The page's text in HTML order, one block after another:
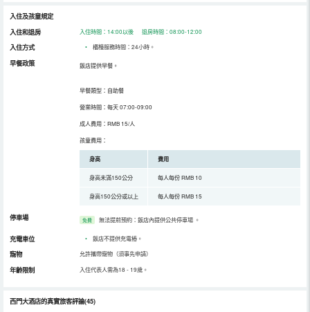
入住及孩童規定
入住和退房
入住時間：14:00以後 退房時間：08:00-12:00
入住方式 • 櫃檯服務時間：24小時。
早餐政策 飯店提供早餐。
早餐類型：自助餐
營業時間：每天 07:00-09:00
成人費用：RMB 15/人
孩童費用：
身高 費用
身高未滿150公分 每人每份 RMB 10
身高150公分或以上 每人每份 RMB 15
停車場 免費 無法提前預約：飯店內提供公共停車場 。
充電車位 • 飯店不提供充電樁。
寵物 允許攜帶寵物（須事先申請）
年齡限制 入住代表人需為18 - 19歲。
西門大酒店的真實旅客評論(45)